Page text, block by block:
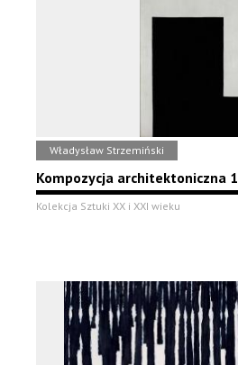
Władysław Strzemiński
Kompozycja architektoniczna 1
Kolekcja Sztuki XX i XXI wieku